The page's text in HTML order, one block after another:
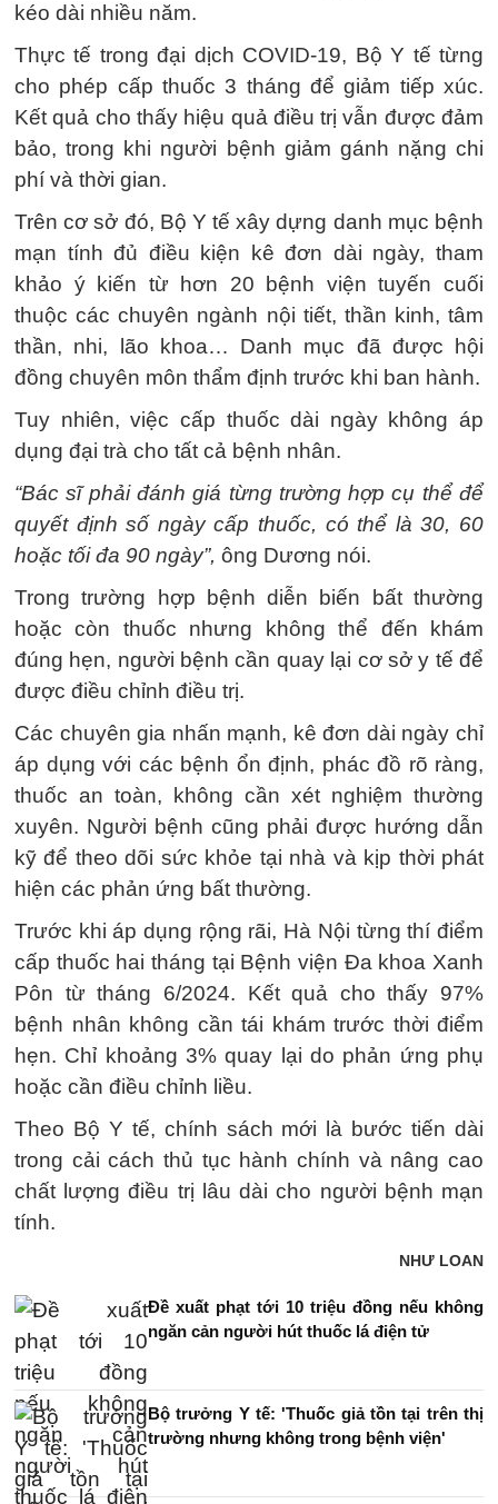
kéo dài nhiều năm.
Thực tế trong đại dịch COVID-19, Bộ Y tế từng
cho phép cấp thuốc 3 tháng để giảm tiếp xúc.
Kết quả cho thấy hiệu quả điều trị vẫn được đảm
bảo, trong khi người bệnh giảm gánh nặng chi
phí và thời gian.
Trên cơ sở đó, Bộ Y tế xây dựng danh mục bệnh
mạn tính đủ điều kiện kê đơn dài ngày, tham
khảo ý kiến từ hơn 20 bệnh viện tuyến cuối
thuộc các chuyên ngành nội tiết, thần kinh, tâm
thần, nhi, lão khoa… Danh mục đã được hội
đồng chuyên môn thẩm định trước khi ban hành.
Tuy nhiên, việc cấp thuốc dài ngày không áp
dụng đại trà cho tất cả bệnh nhân.
“Bác sĩ phải đánh giá từng trường hợp cụ thể để
quyết định số ngày cấp thuốc, có thể là 30, 60
hoặc tối đa 90 ngày”, ông Dương nói.
Trong trường hợp bệnh diễn biến bất thường
hoặc còn thuốc nhưng không thể đến khám
đúng hẹn, người bệnh cần quay lại cơ sở y tế để
được điều chỉnh điều trị.
Các chuyên gia nhấn mạnh, kê đơn dài ngày chỉ
áp dụng với các bệnh ổn định, phác đồ rõ ràng,
thuốc an toàn, không cần xét nghiệm thường
xuyên. Người bệnh cũng phải được hướng dẫn
kỹ để theo dõi sức khỏe tại nhà và kịp thời phát
hiện các phản ứng bất thường.
Trước khi áp dụng rộng rãi, Hà Nội từng thí điểm
cấp thuốc hai tháng tại Bệnh viện Đa khoa Xanh
Pôn từ tháng 6/2024. Kết quả cho thấy 97%
bệnh nhân không cần tái khám trước thời điểm
hẹn. Chỉ khoảng 3% quay lại do phản ứng phụ
hoặc cần điều chỉnh liều.
Theo Bộ Y tế, chính sách mới là bước tiến dài
trong cải cách thủ tục hành chính và nâng cao
chất lượng điều trị lâu dài cho người bệnh mạn
tính.
NHƯ LOAN
Đề xuất phạt tới 10 triệu đồng nếu không
ngăn cản người hút thuốc lá điện tử
Bộ trưởng Y tế: 'Thuốc giả tồn tại trên thị
trường nhưng không trong bệnh viện'